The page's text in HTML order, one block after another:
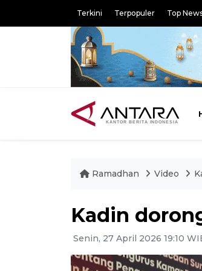
Terkini Terpopuler Top
Ramadhan Video
Kadin
Senin, 27 April 2026 19:10